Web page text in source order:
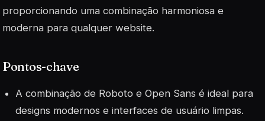
proporcionando uma combinação harmoniosa e
moderna para qualquer website.
Pontos-chave
A combinação de Roboto e Open Sans é ideal para
designs modernos e interfaces de usuário limpas.